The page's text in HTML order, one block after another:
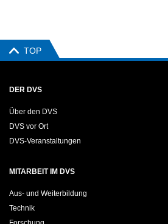
TOP
DER DVS
Über den DVS
DVS vor Ort
DVS-Veranstaltungen
MITARBEIT IM DVS
Aus- und Weiterbildung
Technik